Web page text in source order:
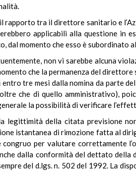
rapporto tra il direttore sanitario e
applicabili alla questione in
dal momento che esso è subordinato
non vi sarebbe alcuna
che la permanenza del
tre mesi dalla nomina da parte
che di quello amministrativo),
la possibilità di verificare
legittimità della citata previsione
istantanea di rimozione fatta al
congruo per valutare correttamente
dalla conformità del dettato
del d.lgs. n. 502 del 1992. La